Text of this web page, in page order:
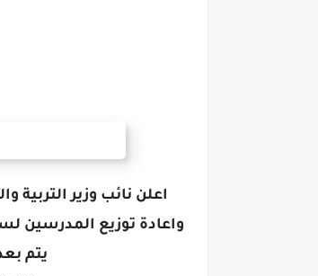
اعلن نائب وزير التربية
واعادة توزيع المدرسين
يتم